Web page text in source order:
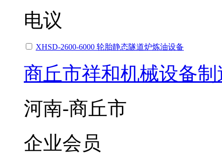
电议
XHSD-2600-6000 轮胎静态隧道炉炼油设备
商丘市祥和机械设备
河南-商丘市
企业会员